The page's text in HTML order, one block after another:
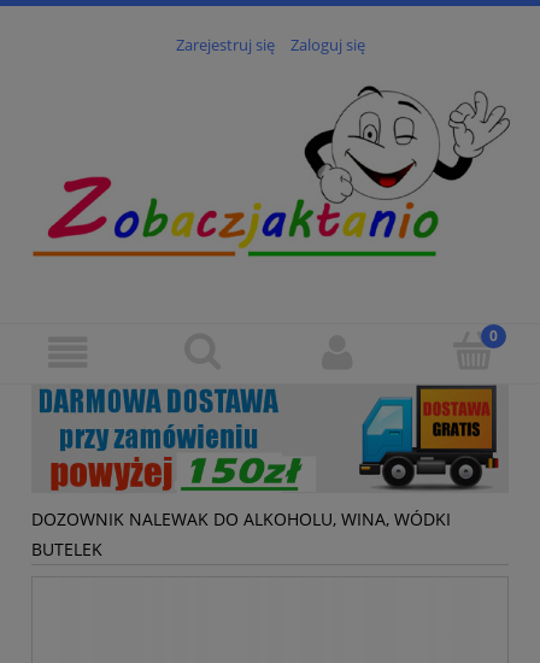
Zarejestruj się Zaloguj się
DOZOWNIK NALEWAK DO ALKOHOLU, WINA, WÓDKI
BUTELEK